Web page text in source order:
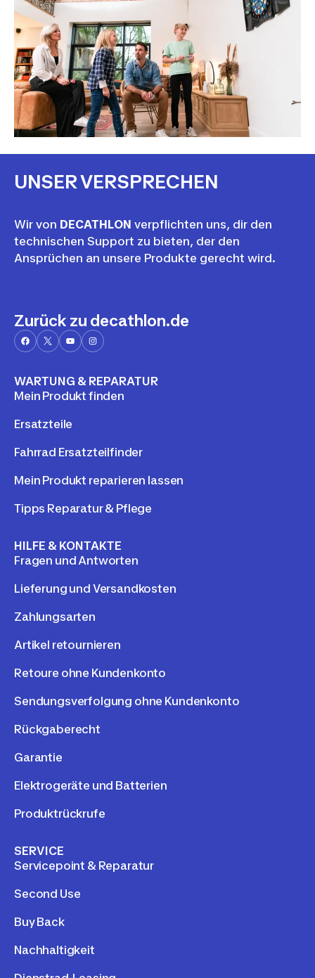
UNSER VERSPRECHEN
Wir von DECATHLON verpflichten uns, dir den
technischen Support zu bieten, der den
Ansprüchen an unsere Produkte gerecht wird.
Zurück zu decathlon.de
WARTUNG & REPARATUR
Mein Produkt finden
Ersatzteile
Fahrrad Ersatzteilfinder
Mein Produkt reparieren lassen
Tipps Reparatur & Pflege
HILFE & KONTAKTE
Fragen und Antworten
Lieferung und Versandkosten
Zahlungsarten
Artikel retournieren
Retoure ohne Kundenkonto
Sendungsverfolgung ohne Kundenkonto
Rückgaberecht
Garantie
Elektrogeräte und Batterien
Produktrückrufe
SERVICE
Servicepoint & Reparatur
Second Use
Buy Back
Nachhaltigkeit